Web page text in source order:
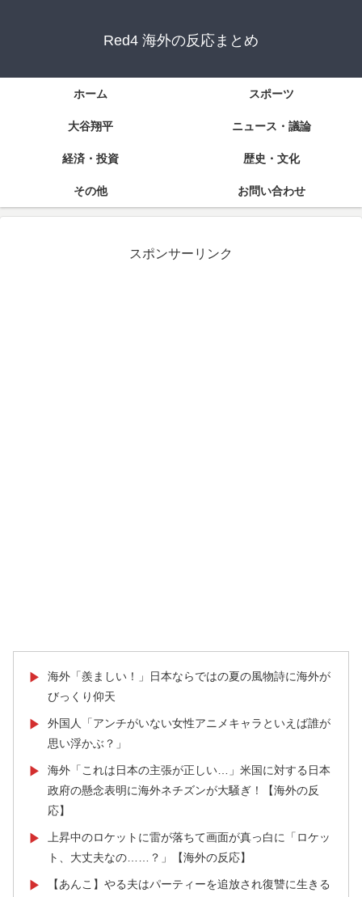
Red4 海外の反応まとめ
ホーム スポーツ
大谷翔平 ニュース・議論
経済・投資 歴史・文化
その他 お問い合わせ
スポンサーリンク
▶
海外「羨ましい！」日本ならではの夏の風物詩に海外が
びっくり仰天
▶
外国人「アンチがいない女性アニメキャラといえば誰が
思い浮かぶ？」
▶
海外「これは日本の主張が正しい…」米国に対する日本
政府の懸念表明に海外ネチズンが大騒ぎ！【海外の反
応】
▶
上昇中のロケットに雷が落ちて画面が真っ白に「ロケッ
ト、大丈夫なの……？」【海外の反応】
▶
【あんこ】やる夫はパーティーを追放され復讐に生きる